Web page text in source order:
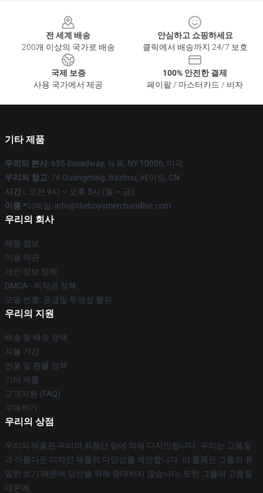
전 세계 배송
200개 이상의 국가로 배송
안심하고 쇼핑하세요
클릭에서 배송까지 24/7 보호
국제 보증
사용 국가에서 제공
100% 안전한 결제
페이팔 / 마스터카드 / 비자
기타 제품
우리의 본사: 655 Broadway, 뉴욕, NY 10006, 미국
우리의 창고: 76 Guangming, Bazhou, 베이징, CN
시간 :: 오전 9시 ~ 오후 5시 (월 ~ 금)
이름 *이메일: info@theboysmerchandise.com
우리의 회사
제품 정보
이용 약관
개인 정보 정책
DMCA - 저작권 정책
모델 번호: 공급망 투명성 행위
우리의 지원
배송 및 배송 정책
지불 기간
반품 및 환불 정책
기타 제품
고객지원 (FAQ)
구매하기
우리의 상점
우리의 제품은 우리의 최첨단 팀에 의해 디자인됩니다. 우리는 고품질
과 아름다운 디자인 제품의 다양성을 제안합니다. 이 품목은 그들의 유
일한 보기 때문에 당신을 위해 중대하지 않습니다, 또한 그들의 고품질
때문에.